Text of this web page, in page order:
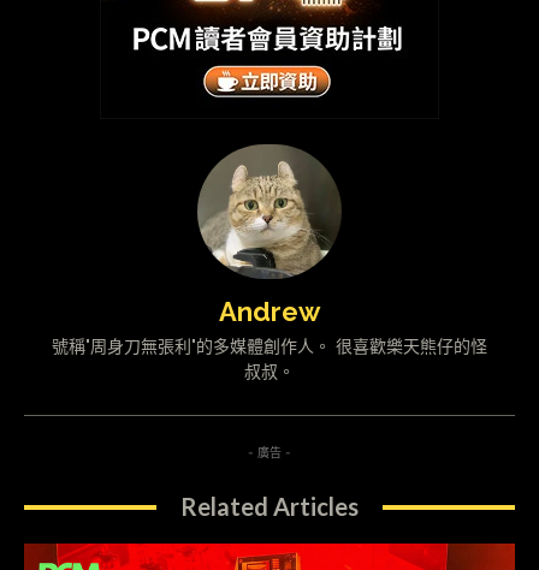
Andrew
號稱"周身刀無張利"的多媒體創作人。 很喜歡樂天熊仔的怪
叔叔。
- 廣告 -
Related Articles